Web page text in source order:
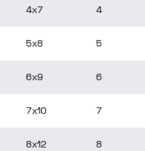
4x7 4
5x8 5
6x9 6
7x10 7
8x12 8